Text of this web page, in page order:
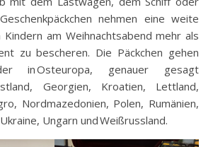
nehmen eine weite
Kindern am Weihnachtsabend mehr als
zu bescheren. Die Päckchen gehen
in Osteuropa, genauer gesagt
Georgien, Kroatien, Lettland,
Nordmazedonien, Polen, Rumänien,
Ungarn und Weißrussland.